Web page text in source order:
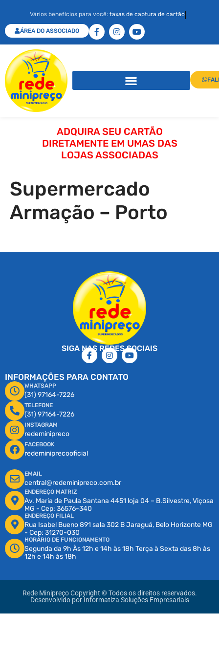
Vários benefícios para você: taxas de captura de cartão
ÁREA DO ASSOCIADO
ADQUIRA SEU CARTÃO
DIRETAMENTE EM UMAS DAS
LOJAS ASSOCIADAS
Supermercado
Armação – Porto
SIGA NAS REDES SOCIAIS
INFORMAÇÕES PARA CONTATO
WHATSAPP
(31) 97164-7226
TELEFONE
(31) 97164-7226
INSTAGRAM
redeminipreco
FACEBOOK
redeminiprecooficial
EMAIL
central@redeminipreco.com.br
ENDEREÇO MATRIZ
Av. Maria de Paula Santana 4451 loja 04 – B.Silvestre, Viçosa
MG - Cep: 36576-340
ENDEREÇO FILIAL
Rua Isabel Bueno 891 sala 302 B Jaraguá, Belo Horizonte MG
- Cep: 31270-030
HORÁRIO DE FUNCIONAMENTO
Segunda da 9h Às 12h e 14h às 18h Terça à Sexta das 8h às
12h e 14h às 18h
Rede Minipreço Copyright © Todos os direitos reservados.
Desenvolvido por Informatiza Soluções Empresariais